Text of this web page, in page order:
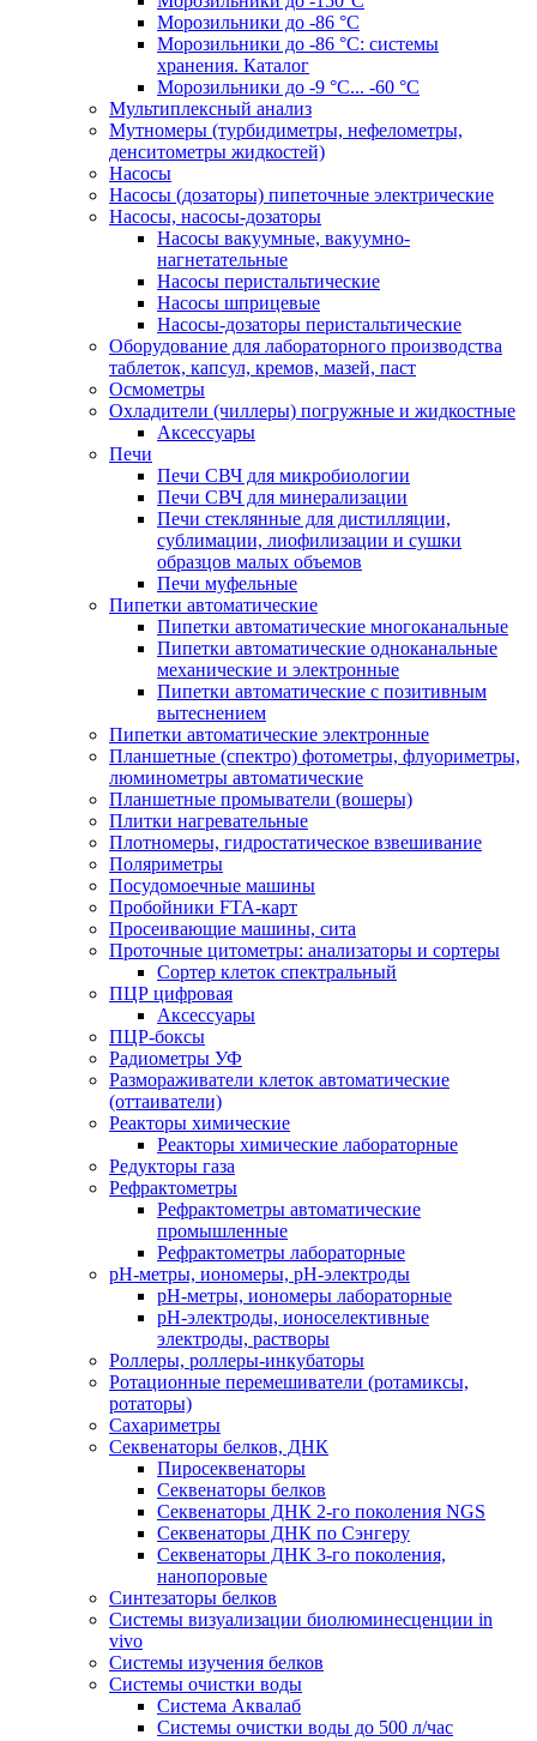
Морозильники до -86 °C
Морозильники до -86 °C: системы
хранения. Каталог
Морозильники до -9 °C... -60 °C
Мультиплексный анализ
Мутномеры (турбидиметры, нефелометры,
денситометры жидкостей)
Насосы
Насосы (дозаторы) пипеточные электрические
Насосы, насосы-дозаторы
Насосы вакуумные, вакуумно-
нагнетательные
Насосы перистальтические
Насосы шприцевые
Насосы-дозаторы перистальтические
Оборудование для лабораторного производства
таблеток, капсул, кремов, мазей, паст
Осмометры
Охладители (чиллеры) погружные и жидкостные
Аксессуары
Печи
Печи СВЧ для микробиологии
Печи СВЧ для минерализации
Печи стеклянные для дистилляции,
сублимации, лиофилизации и сушки
образцов малых объемов
Печи муфельные
Пипетки автоматические
Пипетки автоматические многоканальные
Пипетки автоматические одноканальные
механические и электронные
Пипетки автоматические с позитивным
вытеснением
Пипетки автоматические электронные
Планшетные (спектро) фотометры, флуориметры,
люминометры автоматические
Планшетные промыватели (вошеры)
Плитки нагревательные
Плотномеры, гидростатическое взвешивание
Поляриметры
Посудомоечные машины
Пробойники FTA-карт
Просеивающие машины, сита
Проточные цитометры: анализаторы и сортеры
Сортер клеток спектральный
ПЦР цифровая
Аксессуары
ПЦР-боксы
Радиометры УФ
Размораживатели клеток автоматические
(оттаиватели)
Реакторы химические
Реакторы химические лабораторные
Редукторы газа
Рефрактометры
Рефрактометры автоматические
промышленные
Рефрактометры лабораторные
рН-метры, иономеры, рН-электроды
рН-метры, иономеры лабораторные
рН-электроды, ионоселективные
электроды, растворы
Роллеры, роллеры-инкубаторы
Ротационные перемешиватели (ротамиксы,
ротаторы)
Сахариметры
Секвенаторы белков, ДНК
Пиросеквенаторы
Секвенаторы белков
Секвенаторы ДНК 2-го поколения NGS
Секвенаторы ДНК по Сэнгеру
Секвенаторы ДНК 3-го поколения,
нанопоровые
Синтезаторы белков
Системы визуализации биолюминесценции in
vivo
Системы изучения белков
Системы очистки воды
Система Аквалаб
Системы очистки воды до 500 л/час